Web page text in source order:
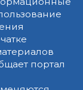
портал